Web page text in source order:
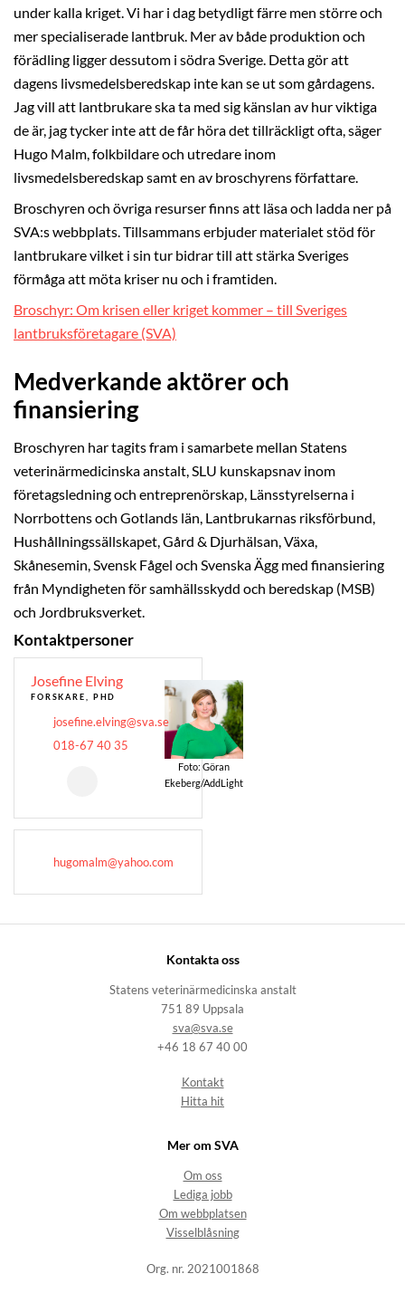
under kalla kriget. Vi har i dag betydligt färre men större och
mer specialiserade lantbruk. Mer av både produktion och
förädling ligger dessutom i södra Sverige. Detta gör att
dagens livsmedelsberedskap inte kan se ut som gårdagens.
Jag vill att lantbrukare ska ta med sig känslan av hur viktiga
de är, jag tycker inte att de får höra det tillräckligt ofta, säger
Hugo Malm, folkbildare och utredare inom
livsmedelsberedskap samt en av broschyrens författare.
Broschyren och övriga resurser finns att läsa och ladda ner på
SVA:s webbplats. Tillsammans erbjuder materialet stöd för
lantbrukare vilket i sin tur bidrar till att stärka Sveriges
förmåga att möta kriser nu och i framtiden.
Broschyr: Om krisen eller kriget kommer – till Sveriges
lantbruksföretagare (SVA)
Medverkande aktörer och
finansiering
Broschyren har tagits fram i samarbete mellan Statens
veterinärmedicinska anstalt, SLU kunskapsnav inom
företagsledning och entreprenörskap, Länsstyrelserna i
Norrbottens och Gotlands län, Lantbrukarnas riksförbund,
Hushållningssällskapet, Gård & Djurhälsan, Växa,
Skånesemin, Svensk Fågel och Svenska Ägg med finansiering
från Myndigheten för samhällsskydd och beredskap (MSB)
och Jordbruksverket.
Kontaktpersoner
Josefine Elving
FORSKARE, PHD
josefine.elving@sva.se
018-67 40 35
Foto: Göran
Ekeberg/AddLight
hugomalm@yahoo.com
Kontakta oss
Statens veterinärmedicinska anstalt
751 89 Uppsala
sva@sva.se
+46 18 67 40 00
Kontakt
Hitta hit
Mer om SVA
Om oss
Lediga jobb
Om webbplatsen
Visselblåsning
Org. nr. 2021001868